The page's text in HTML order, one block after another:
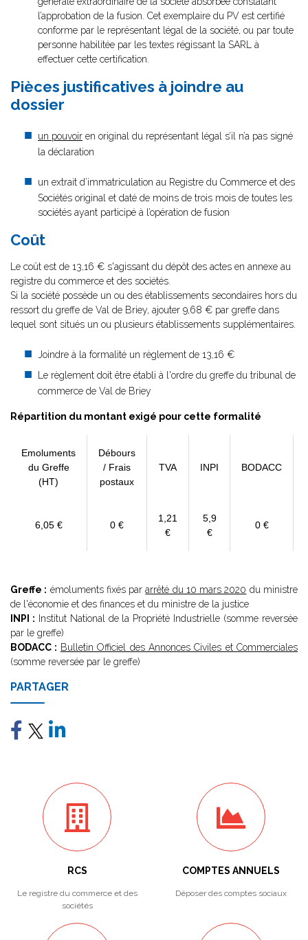
l’approbation de la fusion. Cet exemplaire du PV est certifié
conforme par le représentant légal de la société, ou par toute
personne habilitée par les textes régissant la SARL à
effectuer cette certification.
Pièces justificatives à joindre au
dossier
un pouvoir en original du représentant légal s’il n’a pas signé
la déclaration
un extrait d’immatriculation au Registre du Commerce et des
Sociétés original et daté de moins de trois mois de toutes les
sociétés ayant participé à l’opération de fusion
Coût
Le coût est de 13,16 € s'agissant du dépôt des actes en annexe au
registre du commerce et des sociétés.
Si la société possède un ou des établissements secondaires hors du
ressort du greffe de Val de Briey, ajouter 9,68 € par greffe dans
lequel sont situés un ou plusieurs établissements supplémentaires.
Joindre à la formalité un règlement de 13,16 €
Le règlement doit être établi à l'ordre du greffe du tribunal de
commerce de Val de Briey
Répartition du montant exigé pour cette formalité
Emoluments
du Greffe
(HT)
Débours
/ Frais
postaux
TVA INPI BODACC
6,05 € 0 €
1,21
€
5,9
€
0 €
Greffe : émoluments fixés pararrêté du 10 mars 2020 du ministre
de l'économie et des finances et du ministre de la justice
INPI : Institut National de la Propriété Industrielle (somme reversée
par le greffe)
BODACC : Bulletin Officiel des Annonces Civiles et Commerciales
(somme reversée par le greffe)
PARTAGER
RCS
Le registre du commerce et des
sociétés
COMPTES ANNUELS
Déposer des comptes sociaux